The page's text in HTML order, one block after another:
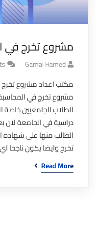
مشروع تخرج في
Gamal Hamed
مكتب اعداد مشروع
مشروع تخرج في
للطلاب الجامعيين
دراسية في الجامعة لان
الطالب منها على
تخرج وايضا يكون ناجحا
Read More